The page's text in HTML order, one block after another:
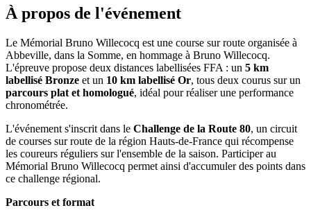
À propos de l'événement
Le Mémorial Bruno Willecocq est une course sur route organisée à
Abbeville, dans la Somme, en hommage à Bruno Willecocq.
L'épreuve propose deux distances labellisées FFA : un 5 km
labellisé Bronze et un 10 km labellisé Or, tous deux courus sur un
parcours plat et homologué, idéal pour réaliser une performance
chronométrée.
L'événement s'inscrit dans le Challenge de la Route 80, un circuit
de courses sur route de la région Hauts-de-France qui récompense
les coureurs réguliers sur l'ensemble de la saison. Participer au
Mémorial Bruno Willecocq permet ainsi d'accumuler des points dans
ce challenge régional.
Parcours et format